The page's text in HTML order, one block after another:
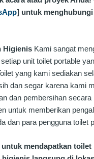
] untuk menghubungi
Higienis Kami sangat
unit toilet portable
yang kami sediakan
dan segar karena kami
dan pembersihan
untuk memberikan
dan para pengguna toilet
mendapatkan toilet